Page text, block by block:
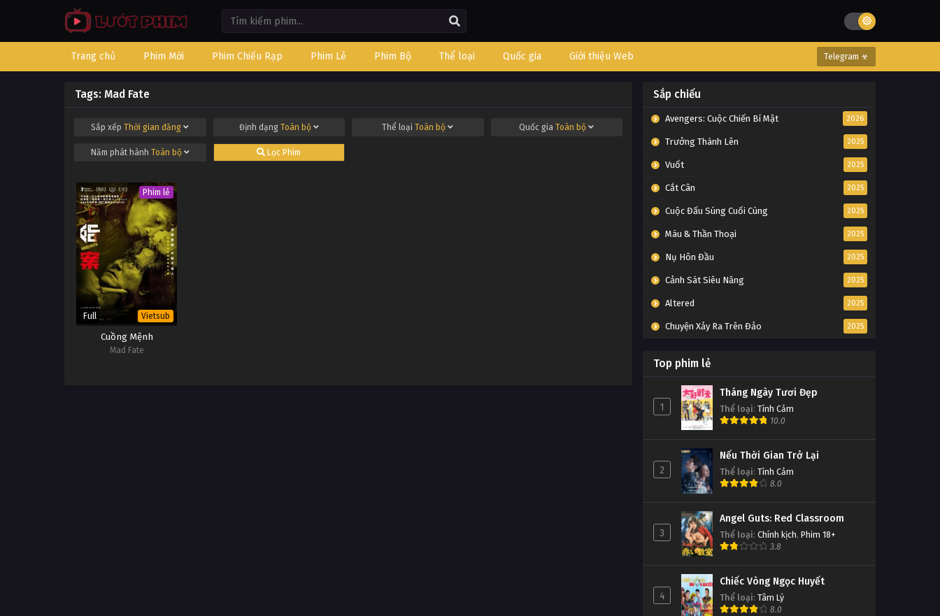
Trang chủ Phim Mới Phim Chiếu Rạp Phim Lẻ Phim Bộ Thể loại Quốc gia Giới thiệu Web Telegram ☣
Tags: Mad Fate
Sắp xếpThời gian đăng Định dạng Toàn bộ Thể loạiToàn bộ Quốc giaToàn bộ
Năm phát hành Toàn bộ Lọc Phim
Phim lẻ
Full Vietsub
Cuồng Mệnh
Mad Fate
Sắp chiếu
Avengers: Cuộc Chiến Bí Mật 2026
Trưởng Thành Lên 2025
Vuốt 2025
Cắt Cân 2025
Cuộc Đấu Súng Cuối Cùng 2025
Máu & Thần Thoại 2025
Nụ Hôn Đầu 2025
Cảnh Sát Siêu Năng 2025
Altered 2025
Chuyện Xảy Ra Trên Đảo 2025
Top phim lẻ
1
Tháng Ngày Tươi Đẹp
Thể loại: Tình Cảm
10.0
2
Nếu Thời Gian Trở Lại
Thể loại: Tình Cảm
8.0
3
Angel Guts: Red Classroom
Thể loại: Chính kịch, Phim 18+
3.8
4
Chiếc Vòng Ngọc Huyết
Thể loại: Tâm Lý
8.0